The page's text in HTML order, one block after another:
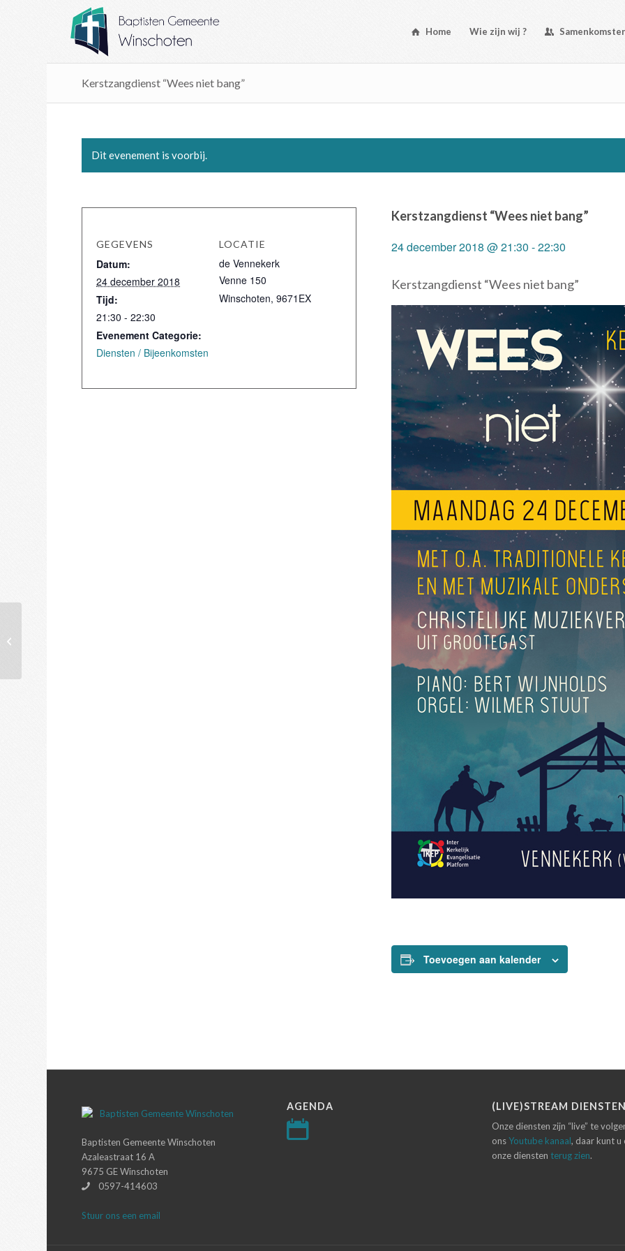
Home Wie zijn wij ?
Kerstzangdienst “Wees niet bang”
Dit evenement is voorbij.
Kerstzangdienst “Wees niet bang”
24 december 2018 @ 21:30 -22:30
Kerstzangdienst “Wees niet bang”
Toevoegen aan kalender
GEGEVENS
Datum:
24 december 2018
Tijd:
21:30 - 22:30
Evenement Categorie:
Diensten / Bijeenkomsten
LOCATIE
de Vennekerk
Venne 150
Winschoten, 9671EX
Baptisten Gemeente Winschoten
Azaleastraat 16 A
9675 GE Winschoten
0597-414603
Stuur ons een email
AGENDA (LIVE)STREAM
Onze diensten zijn “live” te
onsYoutube kanaal, daar kunt u
onze diensten terug zien.